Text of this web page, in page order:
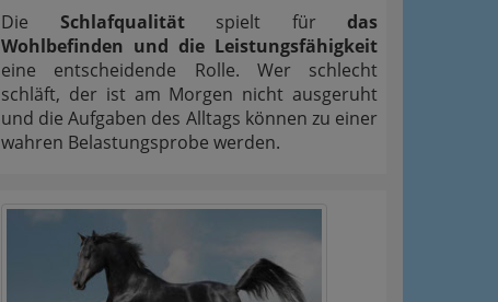
Die Schlafqualitätspielt für das
Wohlbefinden und die Leistungsfähigkeit
eine entscheidende Rolle. Wer schlecht
schläft, der ist am Morgen nicht ausgeruht
und die Aufgaben des Alltags können zu einer
wahren Belastungsprobe werden.